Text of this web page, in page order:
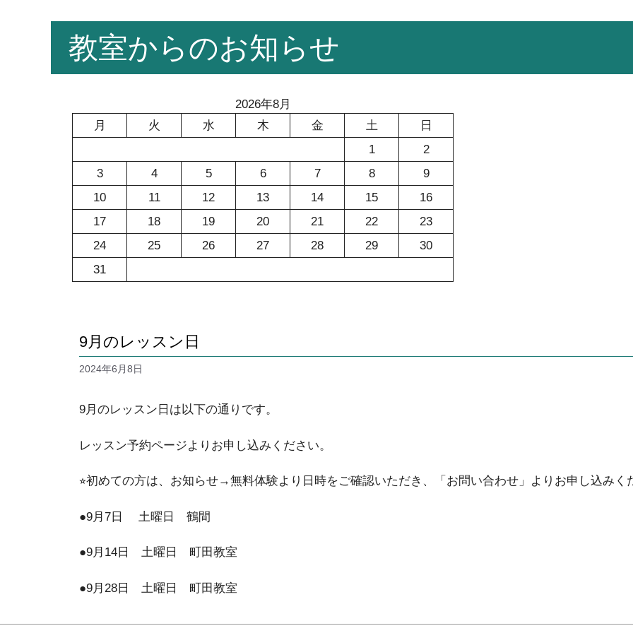
教室からのお知らせ
2026年8月
月
火 水 木 金 土
日
1
2
3
4 5 6 7 8
9
10
11 12 13 14 15
16
17
18 19 20 21 22
23
24
25 26 27 28 29
30
31
9月のレッスン日
2024年6月8日
9月のレッスン日は以下の通りです。
レッスン予約ページよりお申し込みください。
⭐︎初めての方は、お知らせ→無料体験より日時をご確認いただき、「お問い合わせ」よりお申し込みく
●9月7日 土曜日 鶴間
●9月14日 土曜日 町田教室
●9月28日 土曜日 町田教室